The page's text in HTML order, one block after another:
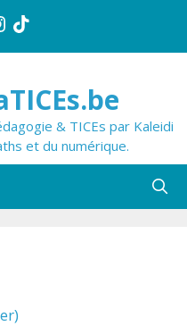
TikTok
& TICEs par Kaleidi
et du numérique.